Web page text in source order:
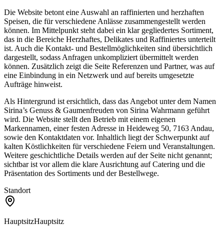
Die Website betont eine Auswahl an raffinierten und herzhaften
Speisen, die für verschiedene Anlässe zusammengestellt werden
können. Im Mittelpunkt steht dabei ein klar gegliedertes Sortiment,
das in die Bereiche Herzhaftes, Delikates und Raffiniertes unterteilt
ist. Auch die Kontakt- und Bestellmöglichkeiten sind übersichtlich
dargestellt, sodass Anfragen unkompliziert übermittelt werden
können. Zusätzlich zeigt die Seite Referenzen und Partner, was auf
eine Einbindung in ein Netzwerk und auf bereits umgesetzte
Aufträge hinweist.
Als Hintergrund ist ersichtlich, dass das Angebot unter dem Namen
Sirina’s Genuss & Gaumenfreuden von Sirina Wahrmann geführt
wird. Die Website stellt den Betrieb mit einem eigenen
Markennamen, einer festen Adresse in Heideweg 50, 7163 Andau,
sowie den Kontaktdaten vor. Inhaltlich liegt der Schwerpunkt auf
kalten Köstlichkeiten für verschiedene Feiern und Veranstaltungen.
Weitere geschichtliche Details werden auf der Seite nicht genannt;
sichtbar ist vor allem die klare Ausrichtung auf Catering und die
Präsentation des Sortiments und der Bestellwege.
Standort
HauptsitzHauptsitz